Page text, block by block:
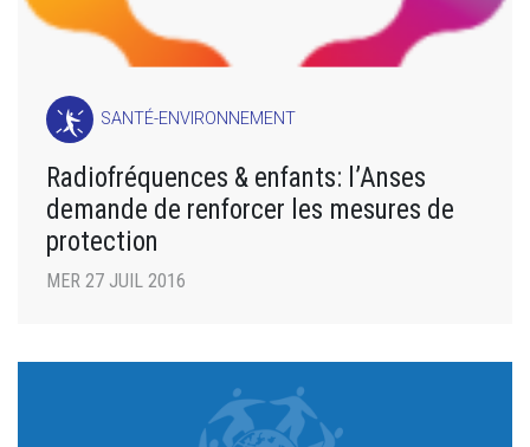
SANTÉ-ENVIRONNEMENT
Radiofréquences & enfants: l’Anses
demande de renforcer les mesures de
protection
MER 27 JUIL 2016